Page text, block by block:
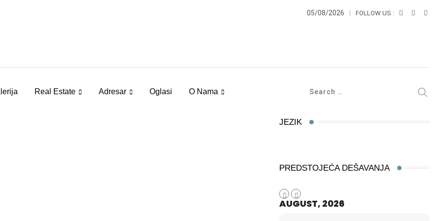
05/08/2026 FOLLOW US :
Real Estate Adresar Oglasi O Nama
JEZIK
PREDSTOJEĆA DEŠAVANJA
AUGUST, 2026